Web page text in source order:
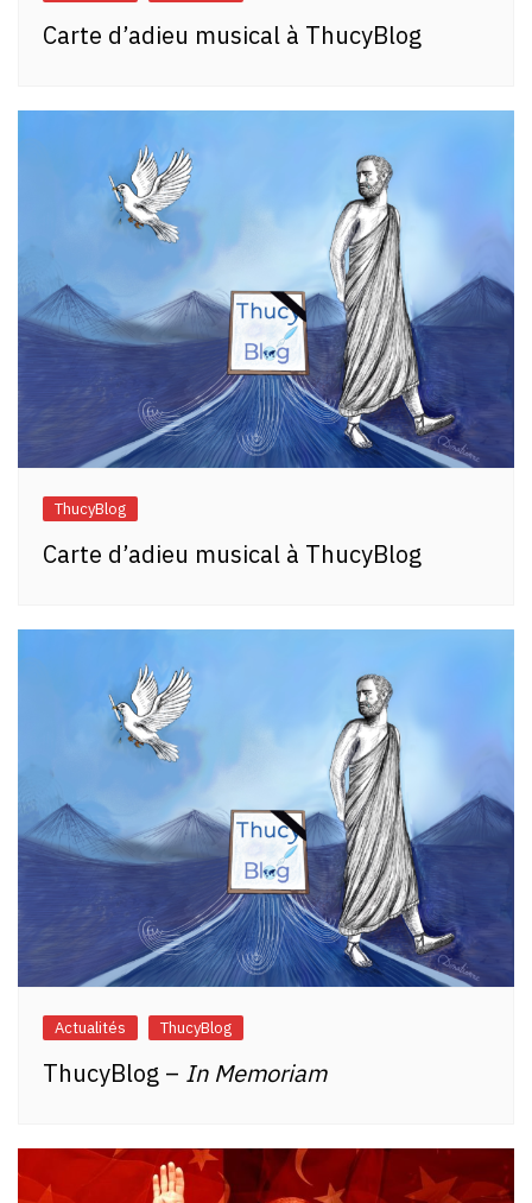
Carte d’adieu musical à ThucyBlog
ThucyBlog
Carte d’adieu musical à ThucyBlog
Actualités ThucyBlog
ThucyBlog – In Memoriam